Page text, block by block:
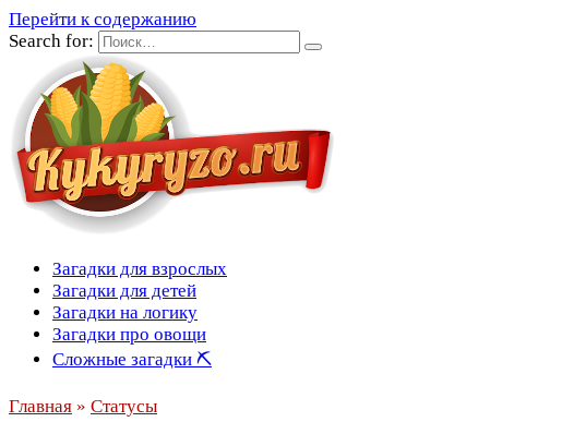
Перейти к содержанию
Search for:
Загадки для взрослых
Загадки для детей
Загадки на логику
Загадки про овощи
Сложные загадки ⛏
Главная » Статусы